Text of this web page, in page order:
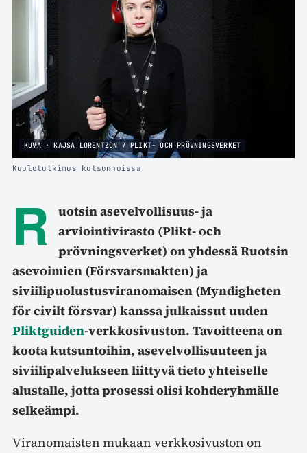
KUVA · KAJSA LORENTZON / PLIKT- OCH PRÖVNINGSVERKET
Kuulotutkimus kutsunnoissa
R
uotsin asevelvollisuus- ja
arviointivirasto (Plikt- och
prövningsverket) on yhdessä Ruotsin
asevoimien (Försvarsmakten) ja
siviilipuolustusviranomaisen (Myndigheten
för civilt försvar) kanssa julkaissut uuden
Pliktguiden-verkkosivuston. Tavoitteena on
koota kutsuntoihin, asevelvollisuuteen ja
siviilipalvelukseen liittyvä tieto yhteiselle
alustalle, jotta prosessi olisi kohderyhmälle
selkeämpi.
Viranomaisten mukaan verkkosivuston on